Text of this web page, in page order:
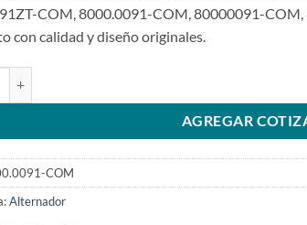
COM, 8000.0091-COM, 80000091-
con calidad y diseño originales.
AGREGAR
COM
Alternador